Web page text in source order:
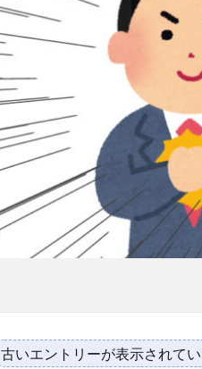
古いエントリーが表示されて